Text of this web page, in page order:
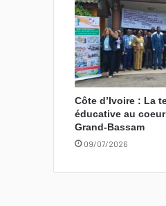
Côte d’Ivoire : La
éducative au
Grand-Bassam
09/07/2026